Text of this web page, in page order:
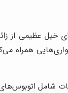
خیل عظیمی از
همراه
شامل